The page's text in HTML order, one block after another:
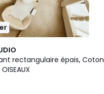
rectangulaire épais, Coton